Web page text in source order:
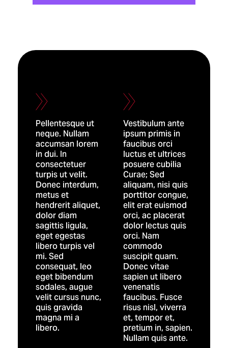
Pellentesque ut
neque. Nullam
accumsan lorem
in dui. In
consectetuer
turpis ut velit.
Donec interdum,
metus et
hendrerit aliquet,
dolor diam
sagittis ligula,
eget egestas
libero turpis vel
mi. Sed
consequat, leo
eget bibendum
sodales, augue
velit cursus nunc,
quis gravida
magna mi a
libero.
Vestibulum ante
ipsum primis in
faucibus orci
luctus et ultrices
posuere cubilia
Curae; Sed
aliquam, nisi quis
porttitor congue,
elit erat euismod
orci, ac placerat
dolor lectus quis
orci. Nam
commodo
suscipit quam.
Donec vitae
sapien ut libero
venenatis
faucibus. Fusce
risus nisl, viverra
et, tempor et,
pretium in, sapien.
Nullam quis ante.